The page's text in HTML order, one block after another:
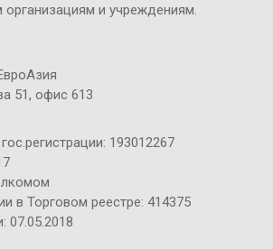
организациям и учреждениям.
51, офис 613
193012267
в Торговом реестре: 414375
07.05.2018